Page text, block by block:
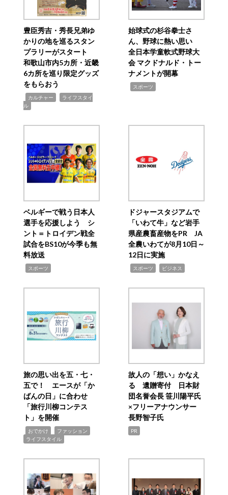
豊臣秀吉・秀長兄弟ゆ
かりの地を巡るスタン
プラリーがスタート
和歌山市内5カ所・近畿
6カ所を巡り限定グッズ
をもらおう
カルチャー
ライフスタイ
ル
始球式の杉谷拳士さ
ん、野球に熱い思い
全日本学童軟式野球大
会 マクドナルド・トー
ナメントが開幕
スポーツ
ベルギーで戦う日本人
選手を応援しよう シ
ント＝トロイデン戦全
試合をBS10が今季も無
料放送
スポーツ
ドジャースタジアムで
「いわて牛」など岩手
県産農畜産物をPR JA
全農いわてが8月10日～
12日に実施
スポーツ ビジネス
旅の思い出を五・七・
五で！ エースが「か
ばんの日」に合わせ
「旅行川柳コンテス
ト」を開催
おでかけ ファッション
ライフスタイル
故人の「想い」かなえ
る 遺贈寄付 日本財
団名誉会長 笹川陽平氏
×フリーアナウンサー
長野智子氏
PR